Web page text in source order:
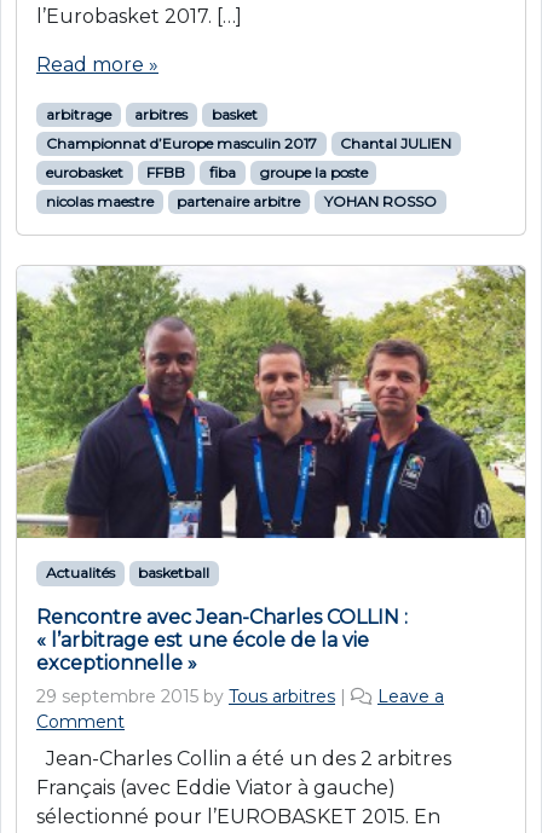
l’Eurobasket 2017. […]
Read more »
arbitrage arbitres
basket
Championnat d’Europe masculin 2017
Chantal JULIEN
eurobasket
FFBB fiba
groupe la poste
nicolas maestre
partenaire arbitre YOHAN ROSSO
Actualités basketball
Rencontre avec Jean-Charles COLLIN :
« l’arbitrage est une école de la vie
exceptionnelle »
29 septembre 2015 by Tous arbitres
Leave a
Comment
Jean-Charles Collin a été un des 2 arbitres
Français (avec Eddie Viator à gauche)
sélectionné pour l’EUROBASKET 2015. En